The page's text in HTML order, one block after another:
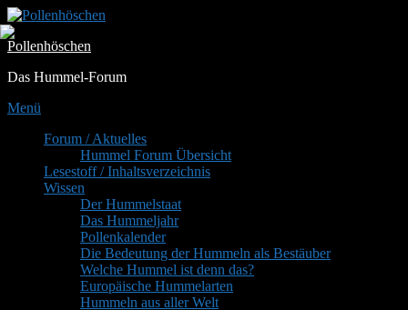
Zum
Inhalt
springen
Pollenhöschen
Das Hummel-Forum
Menü
PrimäresForum / Aktuelles
Hummel Forum Übersicht
Lesestoff / Inhaltsverzeichnis
Wissen
Der Hummelstaat
Das Hummeljahr
Pollenkalender
Die Bedeutung der Hummeln als Bestäuber
Welche Hummel ist denn das?
Europäische Hummelarten
Hummeln aus aller Welt